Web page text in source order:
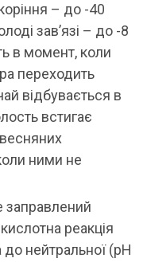
коріння – до -40
зав’язі – до -8
в момент, коли
переходить
відбувається в
встигає
весняних
ними не
заправлений
реакція
до нейтральної (рН